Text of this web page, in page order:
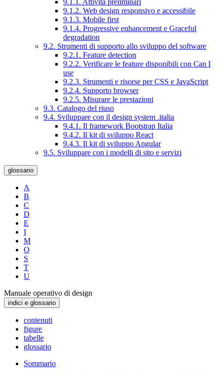
9.1.1. Attività preliminari
9.1.2. Web design responsivo e accessibile
9.1.3. Mobile first
9.1.4. Progressive enhancement e Graceful
degradation
9.2. Strumenti di supporto allo sviluppo del software
9.2.1. Feature detection
9.2.2. Verificare le feature disponibili con Can I
use
9.2.3. Strumenti e risorse per CSS e JavaScript
9.2.4. Supporto browser
9.2.5. Misurare le prestazioni
9.3. Catalogo del riuso
9.4. Sviluppare con il design system .italia
9.4.1. Il framework Bootstrap Italia
9.4.2. Il kit di sviluppo React
9.4.3. Il kit di sviluppo Angular
9.5. Sviluppare con i modelli di sito e servizi
glossario
A
B
C
D
E
I
M
O
S
T
U
Manuale operativo di design
indici e glossario
contenuti
figure
tabelle
glossario
Sommario